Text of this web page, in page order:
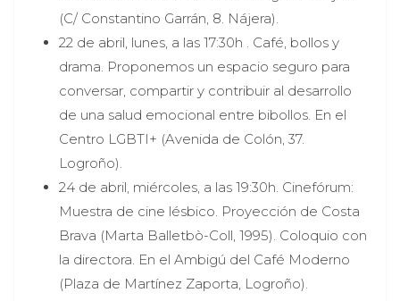
(C/ Constantino Garrán, 8. Nájera).
22 de abril, lunes, a las 17:30h . Café, bollos y
drama. Proponemos un espacio seguro para
conversar, compartir y contribuir al desarrollo
de una salud emocional entre bibollos. En el
Centro LGBTI+ (Avenida de Colón, 37.
Logroño).
24 de abril, miércoles, a las 19:30h. Cinefórum:
Muestra de cine lésbico. Proyección de Costa
Brava (Marta Balletbò-Coll, 1995). Coloquio con
la directora. En el Ambigú del Café Moderno
(Plaza de Martínez Zaporta, Logroño).